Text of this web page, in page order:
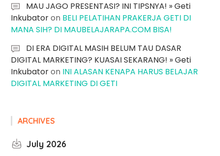
MAU JAGO PRESENTASI? INI TIPSNYA! » Geti
Inkubatoron BELI PELATIHAN PRAKERJA GETI DI
MANA SIH? DI MAUBELAJARAPA.COM BISA!
DI ERA DIGITAL MASIH BELUM TAU DASAR
DIGITAL MARKETING? KUASAI SEKARANG! » Geti
Inkubatoron INI ALASAN KENAPA HARUS BELAJAR
DIGITAL MARKETING DI GETI
ARCHIVES
July 2026